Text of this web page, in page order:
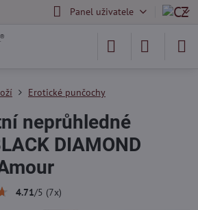
Panel uživatele
Erotické punčochy
neprůhledné
DIAMOND
4.71/5 (7x)